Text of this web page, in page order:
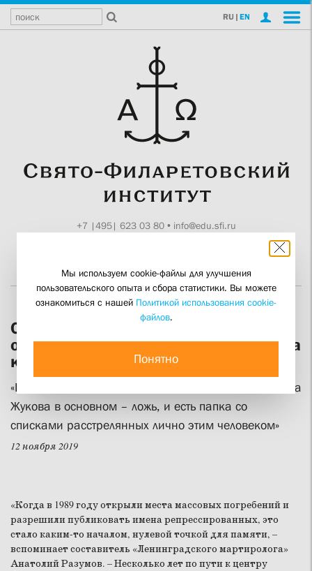
RU | EN
+7 |495| 623 03 80• info@edu.sfi.ru
О прошлом, которое вновь и вновь
оказывается настоящим, говорили на
конференции в Воронеже
«Немногие знают, что книга воспоминаний маршала
Жукова в основном – ложь, и есть папка со
списками расстрелянных лично этим человеком»
12 ноября 2019
«Когда в 1989 году открыли места массовых погребений и
разрешили публиковать имена репрессированных, это
стало каким-то началом, нулевой точкой для памяти, –
вспоминает составитель «Ленинградского мартиролога»
Анатолий Разумов. – Несколько лет по пути к центру
Мы используем cookie-файлы для улучшения
пользовательского опыта и сбора статистики. Вы можете
ознакомиться с нашей Политикой использования cookie-
файлов.
Понятно